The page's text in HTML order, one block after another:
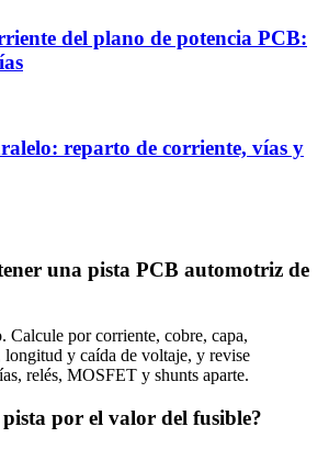
del plano de potencia PCB:
reparto de corriente, vías y
una pista PCB automotriz de
Calcule por corriente, cobre, capa,
longitud y caída de voltaje, y revise
relés, MOSFET y shunts aparte.
por el valor del fusible?